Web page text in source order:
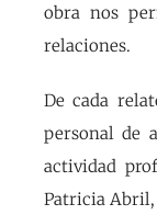
obra nos
relaciones.
De cada
personal de
actividad
Patricia Abril,